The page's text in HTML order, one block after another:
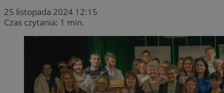
25 listopada 2024 12:15
Czas czytania: 1 min.